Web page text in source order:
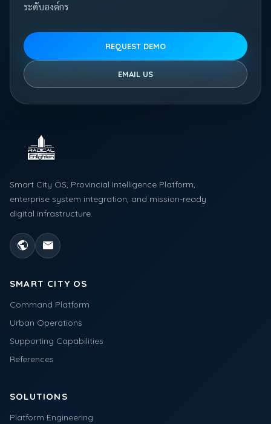
ระดับองค์กร
REQUEST DEMO
EMAIL US
Smart City OS, Provincial Intelligence Platform,
enterprise system integration, and mission-ready
digital infrastructure.
public mail
SMART CITY OS
Command Platform
Urban Operations
Supporting Capabilities
References
SOLUTIONS
Platform Engineering